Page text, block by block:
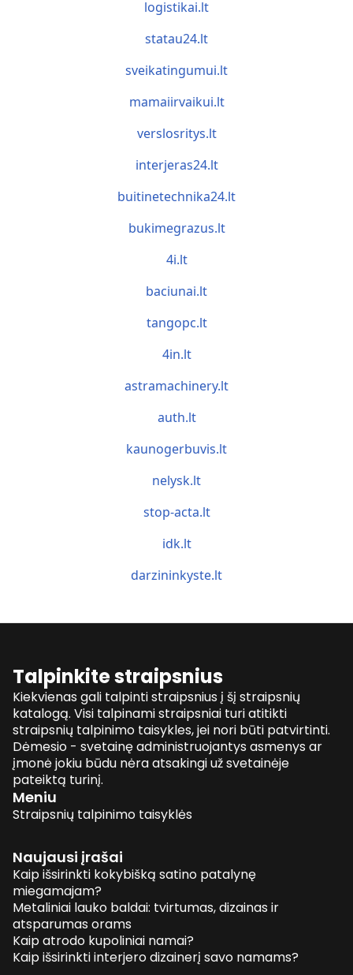
logistikai.lt
statau24.lt
sveikatingumui.lt
mamaiirvaikui.lt
verslosritys.lt
interjeras24.lt
buitinetechnika24.lt
bukimegrazus.lt
4i.lt
baciunai.lt
tangopc.lt
4in.lt
astramachinery.lt
auth.lt
kaunogerbuvis.lt
nelysk.lt
stop-acta.lt
idk.lt
darzininkyste.lt
Talpinkite straipsnius
Kiekvienas gali talpinti straipsnius į šį straipsnių
katalogą. Visi talpinami straipsniai turi atitikti
straipsnių talpinimo taisykles, jei nori būti patvirtinti.
Dėmesio - svetainę administruojantys asmenys ar
įmonė jokiu būdu nėra atsakingi už svetainėje
pateiktą turinį.
Meniu
Straipsnių talpinimo taisyklės
Naujausi įrašai
Kaip išsirinkti kokybišką satino patalynę
miegamajam?
Metaliniai lauko baldai: tvirtumas, dizainas ir
atsparumas orams
Kaip atrodo kupoliniai namai?
Kaip išsirinkti interjero dizainerį savo namams?